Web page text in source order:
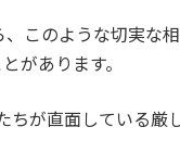
このような切実な
があります。
が直面している厳